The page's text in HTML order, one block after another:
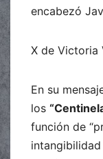
encabezó
X de Victoria
En su
los
función de
intangibilidad